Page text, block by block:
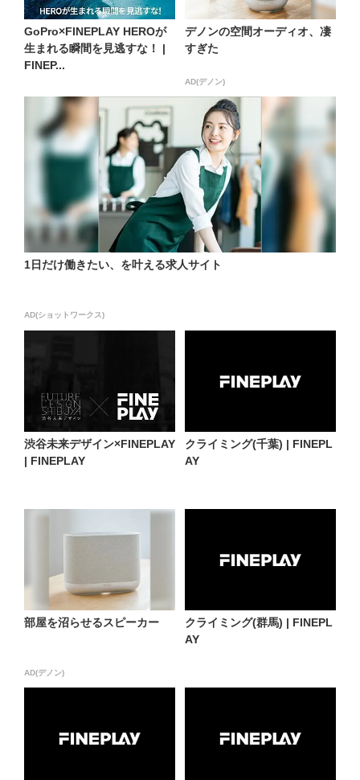
GoPro×FINEPLAY HEROが
生まれる瞬間を見逃すな！ |
FINEP...
デノンの空間オーディオ、凄
すぎた
AD(デノン)
1日だけ働きたい、を叶える求人サイト
AD(ショットワークス)
渋谷未来デザイン×FINEPLAY
| FINEPLAY
クライミング(千葉) | FINEPL
AY
部屋を沼らせるスピーカー
AD(デノン)
クライミング(群馬) | FINEPL
AY